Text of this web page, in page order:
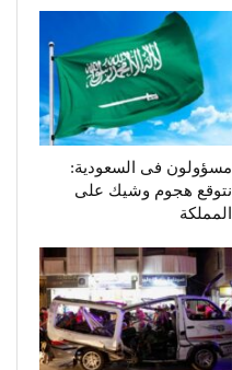
مسؤولون فى السعودية:
نتوقع هجوم وشيك على
المملكة